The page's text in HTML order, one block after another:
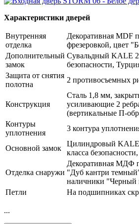
Характеристики дверей
Внутренняя
отделка
Декоративная MDF
фрезеровкой, цвет
Дополнительный
замок
Сувальдный KALE
безопасности,
Защита от снятия
полотна
2 противосъемных
Конструкция
Сталь 1,8 мм,
усиливающие 2
(вертикальные П-
Контуры
уплотнения
3 контура
Основной замок
Цилиндровый KALE
класса
Отделка снаружи
Декоративная МДФ
"Дуб кантри
наличники "Черный
Петли
На подшипниках
...